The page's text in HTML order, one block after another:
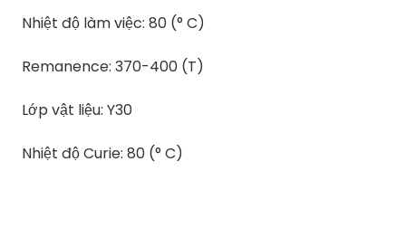
Nhiệt độ làm việc: 80 (° C)
Remanence: 370-400 (T)
Lớp vật liệu: Y30
Nhiệt độ Curie: 80 (° C)